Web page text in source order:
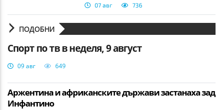
07 авг 736
ПОДОБНИ
Спорт по тв в неделя, 9 август
09 авг 649
Аржентина и африканските държави застанаха зад
Инфантино